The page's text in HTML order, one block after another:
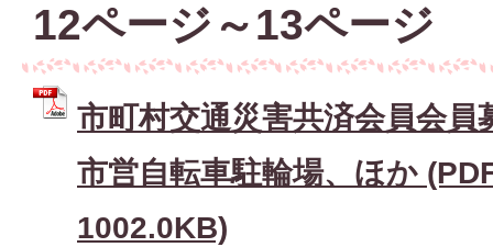
12ページ～13ページ
市町村交通災害共済会員会員
市営自転車駐輪場、ほか
1002.0KB)